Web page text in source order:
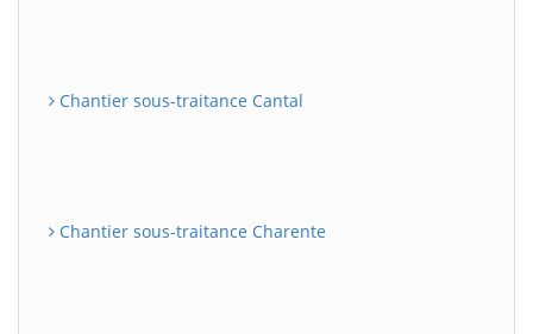
Chantier sous-traitance Cantal
Chantier sous-traitance Charente